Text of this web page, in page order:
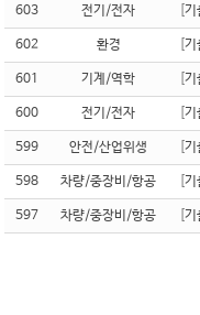
603 전기/전자 기
602 환경 기
601 기계/역학 기
600 전기/전자 기
599 안전/산업위생 기
598 차량/중장비/항공 기
597 차량/중장비/항공 기